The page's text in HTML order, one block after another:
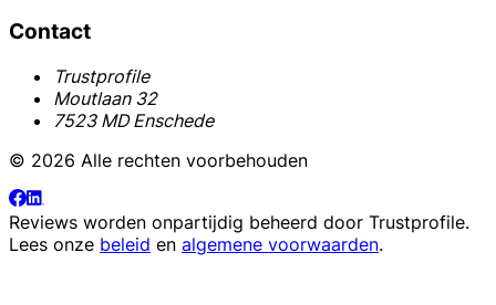
Contact
Trustprofile
Moutlaan 32
7523 MD Enschede
© 2026 Alle rechten voorbehouden
Reviews worden onpartijdig beheerd door Trustprofile.
Lees onze beleid en algemene voorwaarden.